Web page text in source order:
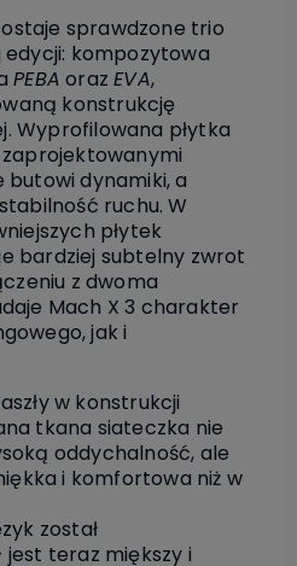
sprawdzone trio
kompozytowa
PEBA orazEVA,
konstrukcję
Wyprofilowana płytka
butowi dynamiki, a
ruchu. W
płytek
bardziej subtelny zwrot
z dwoma
Mach X 3 charakter
jak i
w konstrukcji
tkana siateczka nie
oddychalność, ale
i komfortowa niż w
został
teraz miększy i